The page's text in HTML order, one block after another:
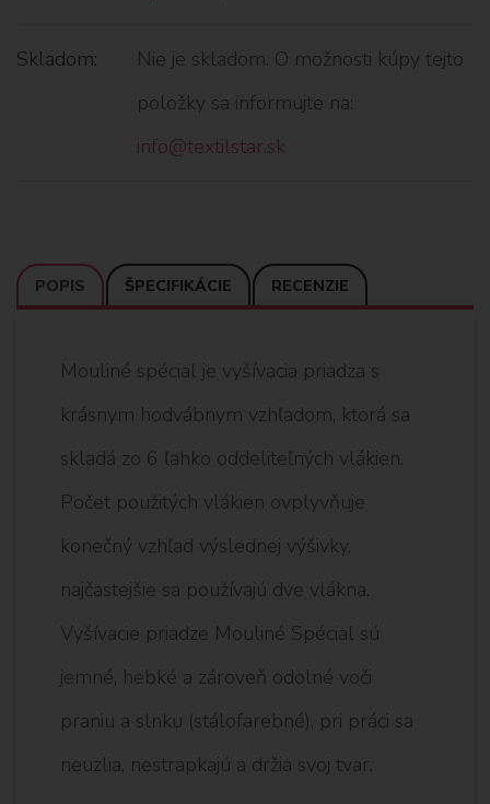
Skladom:
Nie je skladom. O možnosti kúpy tejto
položky sa informujte na:
info@textilstar.sk
POPIS ŠPECIFIKÁCIE RECENZIE
Mouliné spécial je vyšívacia priadza s
krásnym hodvábnym vzhľadom, ktorá sa
skladá zo 6 ľahko oddeliteľných vlákien.
Počet použitých vlákien ovplyvňuje
konečný vzhľad výslednej výšivky,
najčastejšie sa používajú dve vlákna.
Vyšívacie priadze Mouliné Spécial sú
jemné, hebké a zároveň odolné voči
praniu a slnku (stálofarebné), pri práci sa
neuzlia, nestrapkajú a držia svoj tvar.